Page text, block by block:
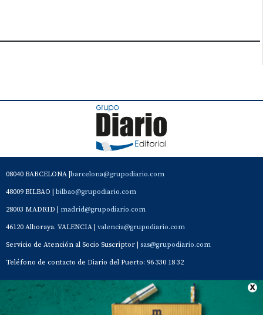
08040 BARCELONA | barcelona@grupodiario.com
48009 BILBAO | bilbao@grupodiario.com
28003 MADRID | madrid@grupodiario.com
46120 Alboraya. VALENCIA | valencia@grupodiario.com
Servicio de Atención al Socio Suscriptor | sas@grupodiario.com
Teléfono de contacto de Diario del Puerto: 96 330 18 32
Contacto Aviso Legal Quiénes somos Política de privacidad